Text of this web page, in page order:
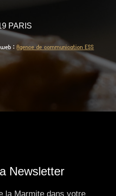
PARIS
web :Agence de communication ESS
Newsletter
la Marmite dans votre